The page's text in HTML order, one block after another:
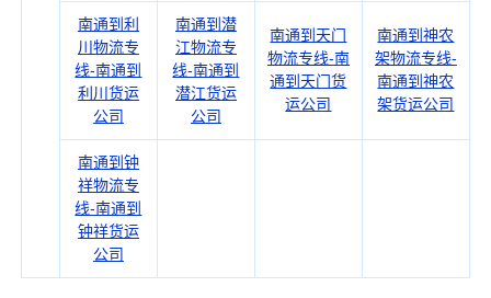
南通到利
川物流专
线-南通到
利川货运
公司
南通到潜
江物流专
线-南通到
潜江货运
公司
南通到天门
物流专线-南
通到天门货
运公司
南通到神农
架物流专线-
南通到神农
架货运公司
南通到钟
祥物流专
线-南通到
钟祥货运
公司